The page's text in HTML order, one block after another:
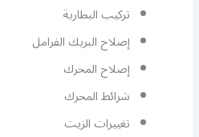
تركيب البطارية
إصلاح البريك الفرامل
إصلاح المحرك
شرائط المحرك
تغييرات الزيت